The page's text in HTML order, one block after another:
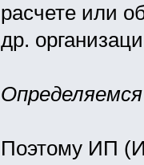
расчете или
др.
Поэтому ИП